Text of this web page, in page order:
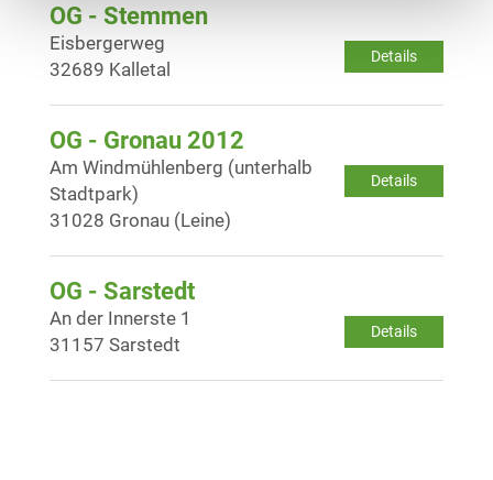
OG - Stemmen
Details
Eisbergerweg
32689 Kalletal
OG - Gronau 2012
Details
Am Windmühlenberg (unterhalb
Stadtpark)
31028 Gronau (Leine)
OG - Sarstedt
Details
An der Innerste 1
31157 Sarstedt